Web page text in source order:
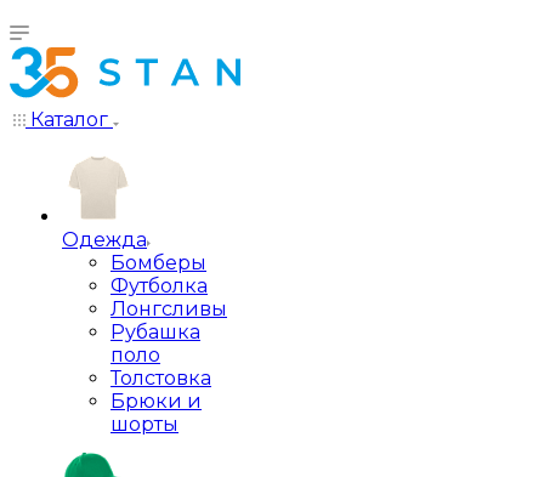
Каталог
Одежда
Бомберы
Футболка
Лонгсливы
Рубашка
поло
Толстовка
Брюки и
шорты